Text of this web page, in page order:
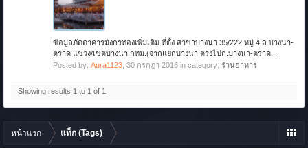
ข้อมูลภัตตาคารมังกรทองเพิ่มเติม ที่ตั้ง สาขาบางนา 35/222 หมู่ 4 ถ.บางนา-
ตราด แขวง/เขตบางนา กทม.(จากแยกบางนา ตรงไปถ.บางนา-ตราด...
Posted by: Aura1123 30 กรกฎา 2016 in category: ร้านอาหาร
Showing results 1 to 1 of 1
หน้าแรก แท็ก (Tags)